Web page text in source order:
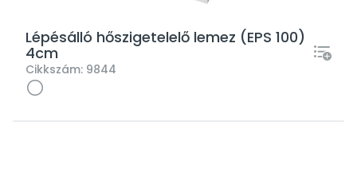
Lépésálló hőszigetelelő lemez (EPS 100)
4cm
Cikkszám: 9844